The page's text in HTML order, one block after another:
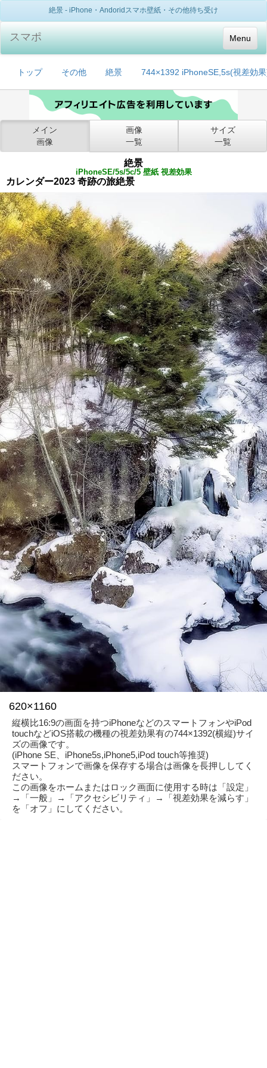
絶景 - iPhone・Andoridスマホ壁紙・その他待ち受け
Menu
スマポ
トップ その他 絶景 744×1392 iPhoneSE,5s(視差効
メイン
画像
画像
一覧
サイズ
一覧
絶景
iPhoneSE/5s/5c/5 壁紙 視差効果
カレンダー2023 奇跡の旅絶景
620×1160
縦横比16:9の画面を持つiPhoneなどのスマートフォンやiPod
touchなどiOS搭載の機種の視差効果有の744×1392(横縦)サイ
ズの画像です。
(iPhone SE、iPhone5s,iPhone5,iPod touch等推奨)
スマートフォンで画像を保存する場合は画像を長押ししてく
ださい。
この画像をホームまたはロック画面に使用する時は「設定」
→「一般」→「アクセシビリティ」→「視差効果を減らす」
を「オフ」にしてください。